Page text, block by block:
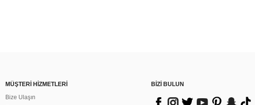
MÜŞTERİ HİZMETLERİ
Bize Ulaşın
BİZİ BULUN